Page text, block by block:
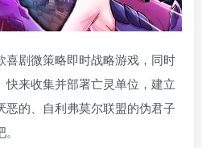
喜剧微策略即时战略游戏，同时
来收集并部署亡灵单位，建立
恶的、自利弗莫尔联盟的伪君子